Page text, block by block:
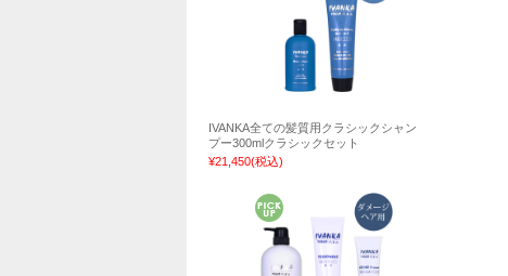
IVANKA全ての髪質用クラシックシャン
プー300mlクラシックセット
¥21,450(税込)